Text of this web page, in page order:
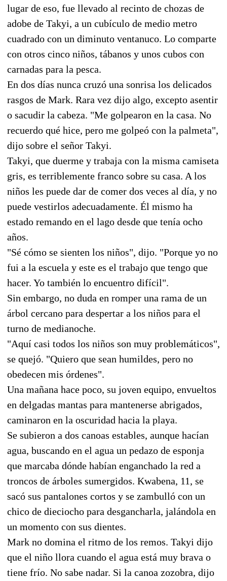
lugar de eso, fue llevado al recinto de chozas de
adobe de Takyi, a un cubículo de medio metro
cuadrado con un diminuto ventanuco. Lo comparte
con otros cinco niños, tábanos y unos cubos con
carnadas para la pesca.
En dos días nunca cruzó una sonrisa los delicados
rasgos de Mark. Rara vez dijo algo, excepto asentir
o sacudir la cabeza. "Me golpearon en la casa. No
recuerdo qué hice, pero me golpeó con la palmeta",
dijo sobre el señor Takyi.
Takyi, que duerme y trabaja con la misma camiseta
gris, es terriblemente franco sobre su casa. A los
niños les puede dar de comer dos veces al día, y no
puede vestirlos adecuadamente. Él mismo ha
estado remando en el lago desde que tenía ocho
años.
"Sé cómo se sienten los niños", dijo. "Porque yo no
fui a la escuela y este es el trabajo que tengo que
hacer. Yo también lo encuentro difícil".
Sin embargo, no duda en romper una rama de un
árbol cercano para despertar a los niños para el
turno de medianoche.
"Aquí casi todos los niños son muy problemáticos",
se quejó. "Quiero que sean humildes, pero no
obedecen mis órdenes".
Una mañana hace poco, su joven equipo, envueltos
en delgadas mantas para mantenerse abrigados,
caminaron en la oscuridad hacia la playa.
Se subieron a dos canoas estables, aunque hacían
agua, buscando en el agua un pedazo de esponja
que marcaba dónde habían enganchado la red a
troncos de árboles sumergidos. Kwabena, 11, se
sacó sus pantalones cortos y se zambulló con un
chico de dieciocho para desgancharla, jalándola en
un momento con sus dientes.
Mark no domina el ritmo de los remos. Takyi dijo
que el niño llora cuando el agua está muy brava o
tiene frío. No sabe nadar. Si la canoa zozobra, dijo